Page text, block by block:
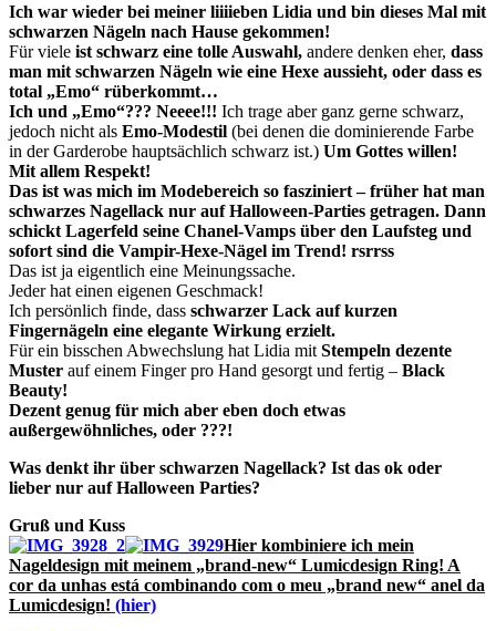
Ich war wieder bei meiner liiiieben Lidia und bin dieses Mal mit
schwarzen Nägeln nach Hause gekommen!
Für viele ist schwarz eine tolle Auswahl, andere denken eher, dass
man mit schwarzen Nägeln wie eine Hexe aussieht, oder dass es
total „Emo“ rüberkommt…
Ich und „Emo“??? Neeee!!! Ich trage aber ganz gerne schwarz,
jedoch nicht als Emo-Modestil (bei denen die dominierende Farbe
in der Garderobe hauptsächlich schwarz ist.) Um Gottes willen!
Mit allem Respekt!
Das ist was mich im Modebereich so fasziniert – früher hat man
schwarzes Nagellack nur auf Halloween-Parties getragen. Dann
schickt Lagerfeld seine Chanel-Vamps über den Laufsteg und
sofort sind die Vampir-Hexe-Nägel im Trend! rsrrss
Das ist ja eigentlich eine Meinungssache.
Jeder hat einen eigenen Geschmack!
Ich persönlich finde, dass schwarzer Lack auf kurzen
Fingernägeln eine elegante Wirkung erzielt.
Für ein bisschen Abwechslung hat Lidia mit Stempeln dezente
Muster auf einem Finger pro Hand gesorgt und fertig – Black
Beauty!
Dezent genug für mich aber eben doch etwas
außergewöhnliches, oder ???!
Was denkt ihr über schwarzen Nagellack? Ist das ok oder
lieber nur auf Halloween Parties?
Gruß und Kuss
Hier kombiniere ich mein
Nageldesign mit meinem „brand-new“ Lumicdesign Ring! A
cor da unhas está combinando com o meu „brand new“ anel da
Lumicdesign! (hier)